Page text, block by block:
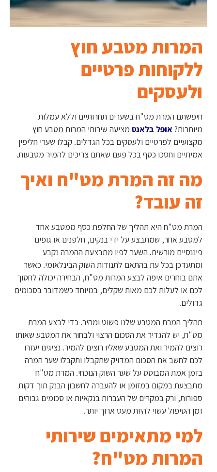
המרות מטבע חוץ
ללקוחות פרטיים
ולעסקים
חיפשתם המרת מט"ח בשערים תחרותיים וללא עמלות
מיותרות?אופל בלאנס מציעה שירותי המרות מטבע חוץ
מקצועיים לפרטיים ולעסקים בכל הגדלים. קבלו שערי חליפין
אמיתיים וחסכו כסף בכל פעם שאתם צריכים להמיר מטבעות.
מה זה המרת מט"ח ואיך
זה עובד?
המרת מט"ח היא תהליך של החלפת כסף ממטבע אחד
למטבע אחר, שמתבצע על ידי בנקים, חלפנים או גופים
פיננסיים מורשים. השער לפיו מתבצעת ההמרה נקבע
ומתעדכן בכל עת בהתאם לתנודות השוק הבינלאומי. כאשר
אתם בוחרים איפה לבצע המרות מט"ח, הבחירה יכולה לחסוך
לכם או לעלות לכם מאות שקלים, במיוחד כשמדובר בסכומים
גדולים.
תהליך המרת המטבע שלנו פשוט ומהיר. כדי לבצע המרת
מט"ח, יש להגדיר את הסכום הרצוי ולבחור את המטבע שאותו
רוצים להמיר ואת המטבע שאליו רוצים להמיר. נציגינו יעזרו
לכם לחשב את הסכום המדויק שתקבלו ותקבלו שער המרה
בזמן אמת המבוסס על שער השוק הנוכחי. המרת מט"ח
מתבצעת במקום במזומן או להעברה לחשבון הבנק תוך דקות
ספורות, ורק במקרים של העברות בנקאיות או סכומים גבוהים
זמן הטיפול עשוי להיות מעט ארוך יותר.
למי מתאימים שירותי
המרות מט"ח?